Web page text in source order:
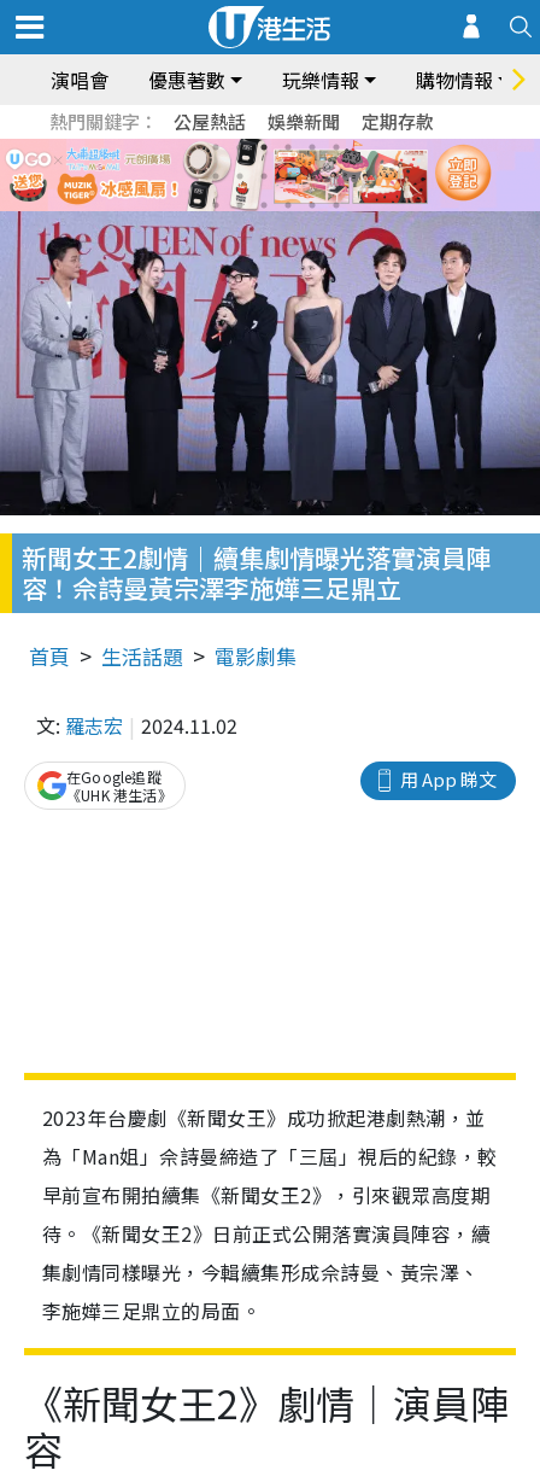
演唱會 優惠著數 玩樂情報 購物情報
熱門關鍵字： 公屋熱話 娛樂新聞 定期存款
新聞女王2劇情｜續集劇情曝光落實演員陣
容！佘詩曼黃宗澤李施嬅三足鼎立
首頁 生活話題 電影劇集
文: 羅志宏 2024.11.02
用 App 睇文
在Google追蹤
《UHK 港生活》
2023年台慶劇《新聞女王》成功掀起港劇熱潮，並
為「Man姐」佘詩曼締造了「三屆」視后的紀錄，較
早前宣布開拍續集《新聞女王2》，引來觀眾高度期
待。《新聞女王2》日前正式公開落實演員陣容，續
集劇情同樣曝光，今輯續集形成佘詩曼、黃宗澤、
李施嬅三足鼎立的局面。
《新聞女王2》劇情｜演員陣
容